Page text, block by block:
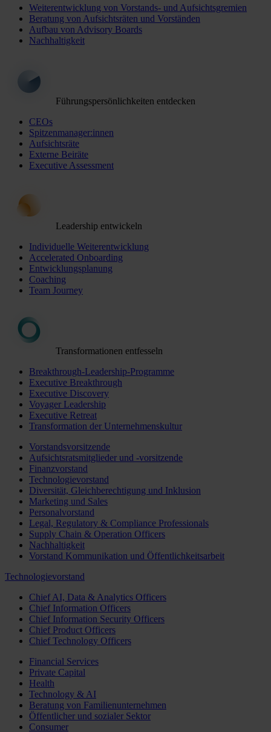
Weiterentwicklung von Vorstands- und Aufsichtsgremien
Beratung von Aufsichtsräten und Vorständen
Aufbau von Advisory Boards
Nachhaltigkeit
Führungspersönlichkeiten entdecken
CEOs
Spitzenmanager:innen
Aufsichtsräte
Externe Beiräte
Executive Assessment
Leadership entwickeln
Individuelle Weiterentwicklung
Accelerated Onboarding
Entwicklungsplanung
Coaching
Team Journey
Transformationen entfesseln
Breakthrough-Leadership-Programme
Executive Breakthrough
Executive Discovery
Voyager Leadership
Executive Retreat
Transformation der Unternehmenskultur
Vorstandsvorsitzende
Aufsichtsratsmitglieder und -vorsitzende
Finanzvorstand
Technologievorstand
Diversität, Gleichberechtigung und Inklusion
Marketing und Sales
Personalvorstand
Legal, Regulatory & Compliance Professionals
Supply Chain & Operation Officers
Nachhaltigkeit
Vorstand Kommunikation und Öffentlichkeitsarbeit
Technologievorstand
Chief AI, Data & Analytics Officers
Chief Information Officers
Chief Information Security Officers
Chief Product Officers
Chief Technology Officers
Financial Services
Private Capital
Health
Technology & AI
Beratung von Familienunternehmen
Öffentlicher und sozialer Sektor
Consumer